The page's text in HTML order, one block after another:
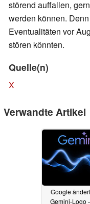
störend auffallen,
werden können.
Eventualitäten vor
stören könnten.
Quelle(n)
X
Verwandte Artikel
Google
Gemini-Logo